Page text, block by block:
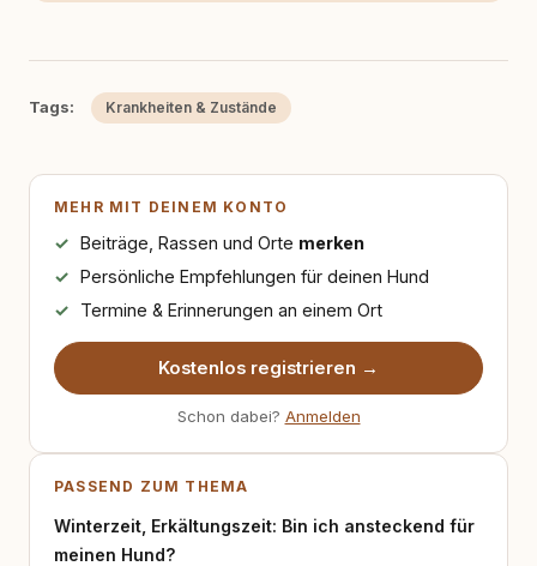
Tags: Krankheiten & Zustände
MEHR MIT DEINEM KONTO
Beiträge, Rassen und Orte merken
Persönliche Empfehlungen für deinen Hund
Termine & Erinnerungen an einem Ort
Kostenlos registrieren →
Schon dabei? Anmelden
PASSEND ZUM THEMA
Winterzeit, Erkältungszeit: Bin ich ansteckend für
meinen Hund?